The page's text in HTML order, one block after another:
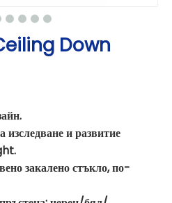
Down
изследване и развитие
закалено стъкло, по-